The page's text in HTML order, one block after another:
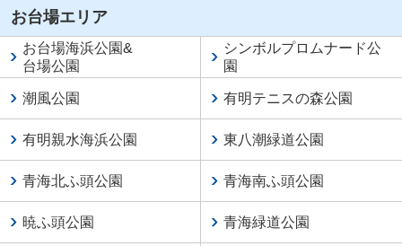
お台場エリア
お台場海浜公園&
台場公園
シンボルプロムナード公
園
潮風公園 有明テニスの森公園
有明親水海浜公園 東八潮緑道公園
青海北ふ頭公園 青海南ふ頭公園
暁ふ頭公園 青海緑道公園